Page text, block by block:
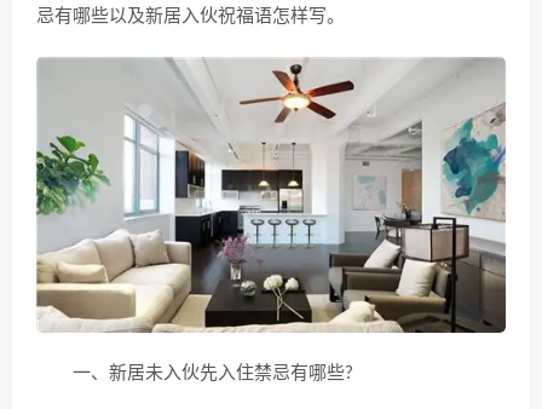
忌有哪些以及新居入伙祝福语怎样写。
一、新居未入伙先入住禁忌有哪些?